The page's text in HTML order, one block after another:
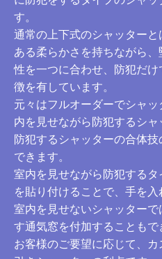
す。
通常の上下式のシャッター
ある柔らかさを持ちながら
性を一つに合わせ、防犯だ
徴を有しています。
元々はフルオーダーでシャ
内を見せながら防犯するシ
防犯するシャッターの合体
できます。
室内を見せながら防犯する
を貼り付けることで、手を入
室内を見せないシャッター
す通気窓を付加することもで
お客様のご要望に応じて、